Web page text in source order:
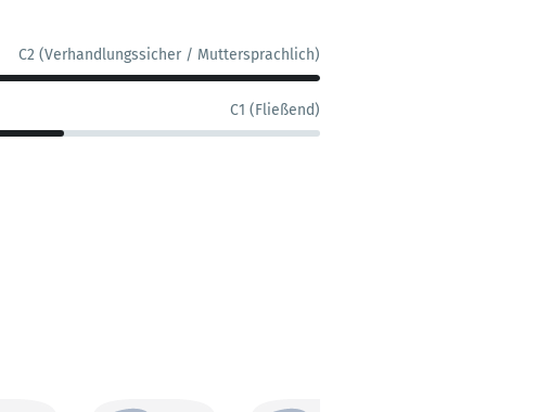
C2 (Verhandlungssicher / Muttersprachlich)
C1 (Fließend)